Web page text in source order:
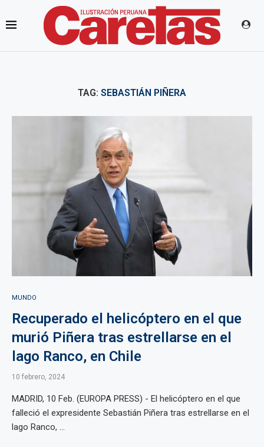
TAG: SEBASTIÁN PIÑERA
MUNDO
Recuperado el helicóptero en el que
murió Piñera tras estrellarse en el
lago Ranco, en Chile
10 febrero, 2024
MADRID, 10 Feb. (EUROPA PRESS) - El helicóptero en el que
falleció el expresidente Sebastián Piñera tras estrellarse en el
lago Ranco, ...